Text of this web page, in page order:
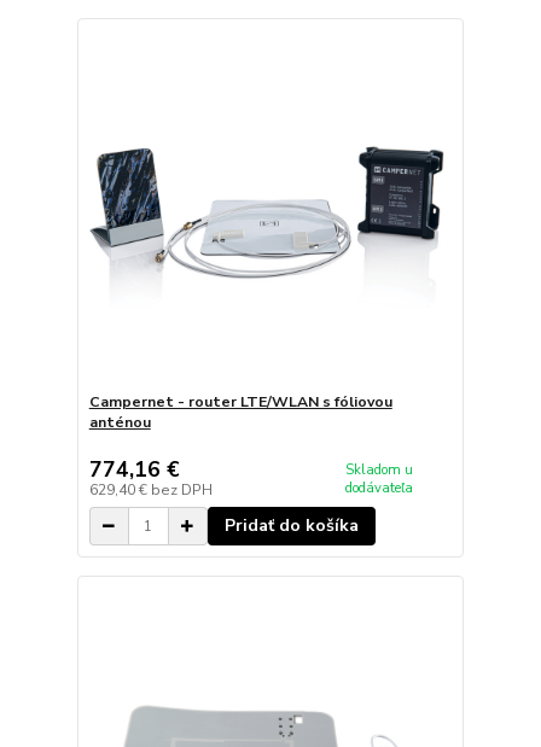
Campernet - router LTE/WLAN s fóliovou
anténou
774,16 €
629,40 € bez DPH
Skladom u
dodávateľa
Pridať do košíka